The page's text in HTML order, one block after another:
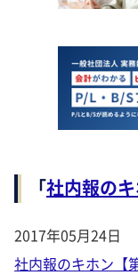
「社内報の
2017年05月24日
社内報のキホン【